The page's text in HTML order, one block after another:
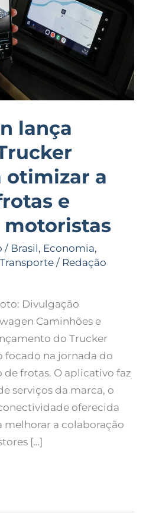
lança
otimizar a
e
motoristas
/ Brasil, Economia,
Transporte / Redação
Divulgação
Caminhões e
do Trucker
focado na jornada do
frotas. O aplicativo faz
serviços da marca, o
oferecida
melhorar a colaboração
[…]